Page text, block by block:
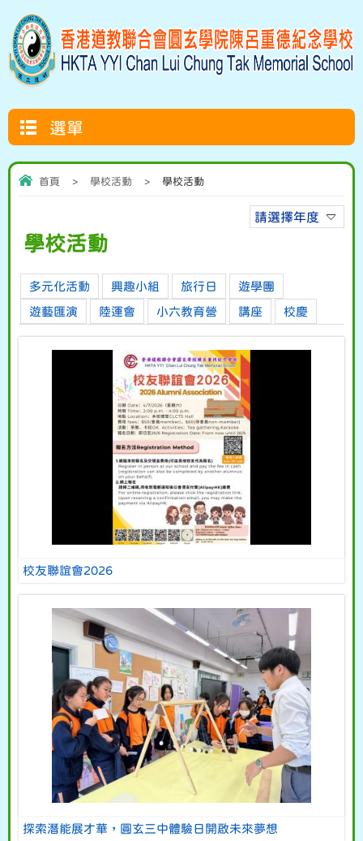
選單
首頁 > 學校活動 > 學校活動
請選擇年度
學校活動
多元化活動 興趣小組 旅行日 遊學團
遊藝匯演 陸運會 小六教育營 講座 校慶
校友聯誼會2026
探索潛能展才華，圓玄三中體驗日開啟未來夢想